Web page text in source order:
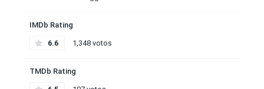
IMDb Rating
6.6 1,348 votos
TMDb Rating